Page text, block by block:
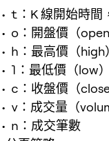
t ：K 線開始時
o ：開盤價（open
h ：最高價（high
l ：最低價（low）
c ：收盤價（close
v ：成交量（
n ：成交筆數